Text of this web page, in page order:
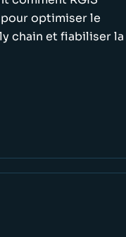
optimiser le
chain et fiabiliser la